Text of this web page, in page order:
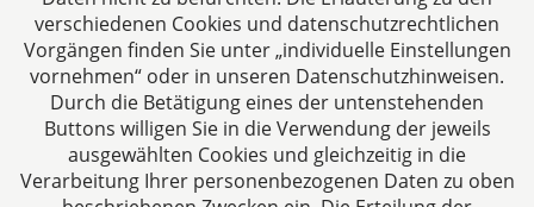
reglementiert, jedoch wird die Ausbildung selbst
von privater Stelle erbracht.
Die Ausbildung umfasst 60 Stunden mit
mindestens 25 Stunden Theorie und 25 Stunden
Praxis (tronc commun). Danach gibt es eine
Unterscheidung. Der médiateur familial muss in
verschiedenen Cookies und datenschutzrechtlichen
Vorgängen finden Sie unter „individuelle Einstellungen
vornehmen“ oder in unseren Datenschutzhinweisen.
Durch die Betätigung eines der untenstehenden
Buttons willigen Sie in die Verwendung der jeweils
ausgewählten Cookies und gleichzeitig in die
Verarbeitung Ihrer personenbezogenen Daten zu oben